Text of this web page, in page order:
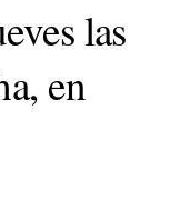
las
en